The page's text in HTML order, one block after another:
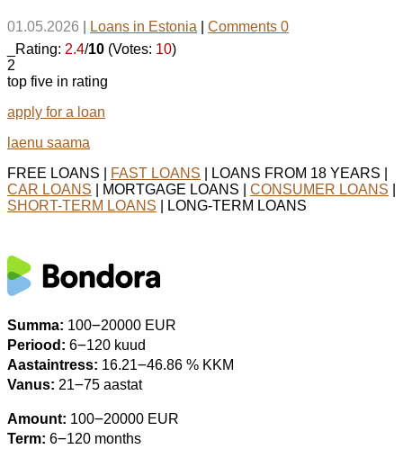
01.05.2026 Loans in Estonia
Comments 0
_Rating: 2.4/10 (Votes: 10)
2
top five in rating
apply for a loan
laenu saama
FREE LOANS |
FAST LOANS | LOANS FROM 18 YEARS |
CAR LOANS | MORTGAGE LOANS | CONSUMER LOANS
SHORT-TERM LOANS | LONG-TERM LOANS
Summa: 100౼20000 EUR
Periood: 6౼120 kuud
Aastaintress: 16.21౼46.86 % KKM
Vanus: 21౼75 aastat
Amount: 100౼20000 EUR
Term: 6౼120 months